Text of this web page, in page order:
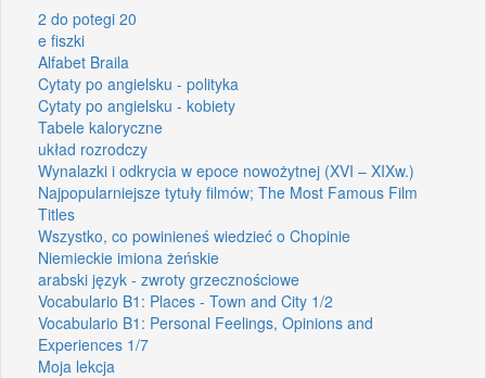
2 do potegi 20
e fiszki
Alfabet Braila
Cytaty po angielsku - polityka
Cytaty po angielsku - kobiety
Tabele kaloryczne
układ rozrodczy
Wynalazki i odkrycia w epoce nowożytnej (XVI – XIXw.)
Najpopularniejsze tytuły filmów; The Most Famous Film
Titles
Wszystko, co powinieneś wiedzieć o Chopinie
Niemieckie imiona żeńskie
arabski język - zwroty grzecznościowe
Vocabulario B1: Places - Town and City 1/2
Vocabulario B1: Personal Feelings, Opinions and
Experiences 1/7
Moja lekcja